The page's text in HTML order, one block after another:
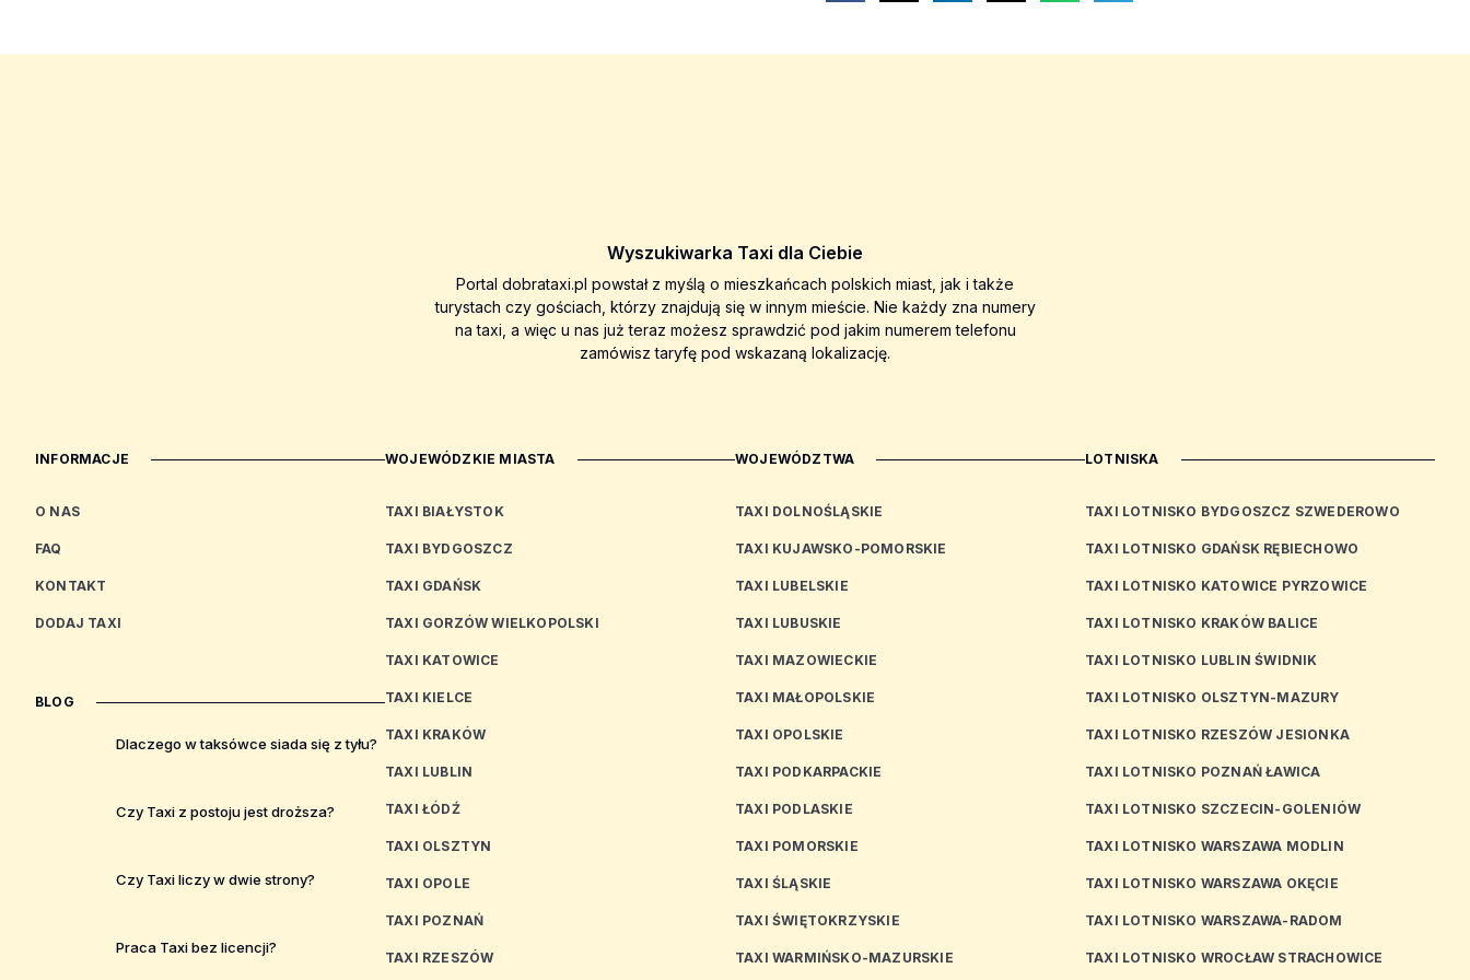
Wyszukiwarka Taxi dla Ciebie
Portal dobrataxi.pl powstał z myślą o mieszkańcach polskich miast, jak i także
turystach czy gościach, którzy znajdują się w innym mieście. Nie każdy zna numery
na taxi, a więc u nas już teraz możesz sprawdzić pod jakim numerem telefonu
zamówisz taryfę pod wskazaną lokalizację.
INFORMACJE
O NAS
FAQ
KONTAKT
DODAJ TAXI
BLOG
Dlaczego w taksówce siada się z tyłu?
Czy Taxi z postoju jest droższa?
Czy Taxi liczy w dwie strony?
Praca Taxi bez licencji?
WOJEWÓDZKIE MIASTA
TAXI BIAŁYSTOK
TAXI BYDGOSZCZ
TAXI GDAŃSK
TAXI GORZÓW WIELKOPOLSKI
TAXI KATOWICE
TAXI KIELCE
TAXI KRAKÓW
TAXI LUBLIN
TAXI ŁÓDŹ
TAXI OLSZTYN
TAXI OPOLE
TAXI POZNAŃ
TAXI RZESZÓW
WOJEWÓDZTWA
TAXI DOLNOŚLĄSKIE
TAXI KUJAWSKO-POMORSKIE
TAXI LUBELSKIE
TAXI LUBUSKIE
TAXI MAZOWIECKIE
TAXI MAŁOPOLSKIE
TAXI OPOLSKIE
TAXI PODKARPACKIE
TAXI PODLASKIE
TAXI POMORSKIE
TAXI ŚLĄSKIE
TAXI ŚWIĘTOKRZYSKIE
TAXI WARMIŃSKO-MAZURSKIE
LOTNISKA
TAXI LOTNISKO BYDGOSZCZ SZWEDEROWO
TAXI LOTNISKO GDAŃSK RĘBIECHOWO
TAXI LOTNISKO KATOWICE PYRZOWICE
TAXI LOTNISKO KRAKÓW BALICE
TAXI LOTNISKO LUBLIN ŚWIDNIK
TAXI LOTNISKO OLSZTYN-MAZURY
TAXI LOTNISKO RZESZÓW JESIONKA
TAXI LOTNISKO POZNAŃ ŁAWICA
TAXI LOTNISKO SZCZECIN-GOLENIÓW
TAXI LOTNISKO WARSZAWA MODLIN
TAXI LOTNISKO WARSZAWA OKĘCIE
TAXI LOTNISKO WARSZAWA-RADOM
TAXI LOTNISKO WROCŁAW STRACHOWICE